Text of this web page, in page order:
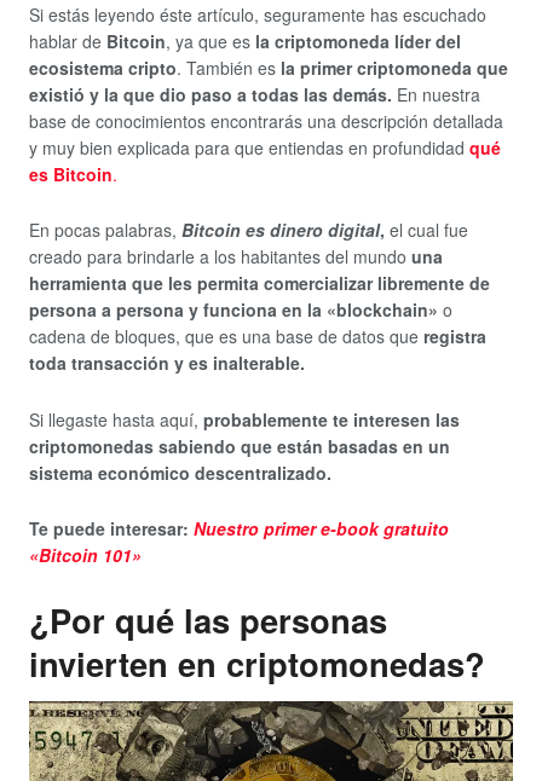
Si estás leyendo éste artículo, seguramente has escuchado
hablar de Bitcoin, ya que es la criptomoneda líder del
ecosistema cripto. También es la primer criptomoneda que
existió y la que dio paso a todas las demás. En nuestra
base de conocimientos encontrarás una descripción detallada
y muy bien explicada para que entiendas en profundidad qué
es Bitcoin.
En pocas palabras, Bitcoin es dinero digital, el cual fue
creado para brindarle a los habitantes del mundo una
herramienta que les permita comercializar libremente de
persona a persona y funciona en la «blockchain» o
cadena de bloques, que es una base de datos que registra
toda transacción y es inalterable.
Si llegaste hasta aquí, probablemente te interesen las
criptomonedas sabiendo que están basadas en un
sistema económico descentralizado.
Te puede interesar: Nuestro primer e-book gratuito
«Bitcoin 101»
¿Por qué las personas
invierten en criptomonedas?